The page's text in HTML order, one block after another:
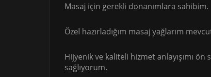
Masaj için gerekli donanımlara sahibim.
Özel hazırladığım masaj yağlarım
Hijyenik ve kaliteli hizmet anlayışımı
sağlıyorum.